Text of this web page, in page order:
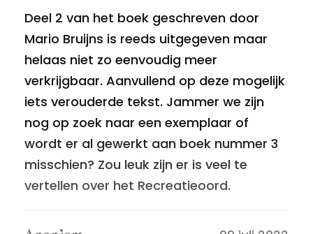
Deel 2 van het boek geschreven door
Mario Bruijns is reeds uitgegeven maar
helaas niet zo eenvoudig meer
verkrijgbaar. Aanvullend op deze mogelijk
iets verouderde tekst. Jammer we zijn
nog op zoek naar een exemplaar of
wordt er al gewerkt aan boek nummer 3
misschien? Zou leuk zijn er is veel te
vertellen over het Recreatieoord.